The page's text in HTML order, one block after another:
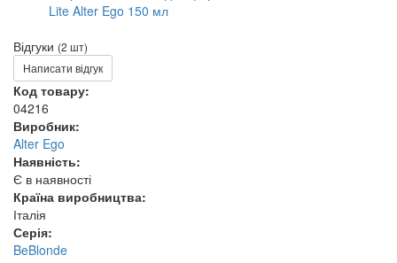
Відгуки (2 шт)
Написати відгук
Код товару:
04216
Виробник:
Alter Ego
Наявність:
Є в наявності
Країна виробництва:
Італія
Серія:
BeBlonde